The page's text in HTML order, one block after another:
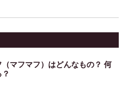
（マフマフ）はどんなもの？ 何